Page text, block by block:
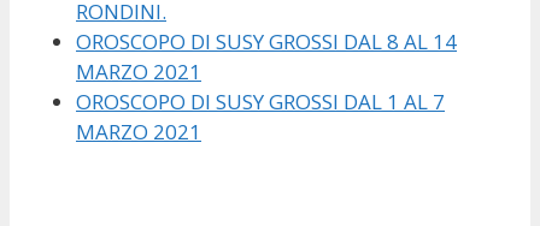
RONDINI.
OROSCOPO DI SUSY GROSSI DAL 8 AL 14
MARZO 2021
OROSCOPO DI SUSY GROSSI DAL 1 AL 7
MARZO 2021